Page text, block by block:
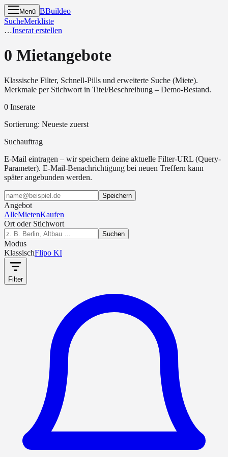
Menü BBuildeo
SucheMerkliste
…Inserat erstellen
0 Mietangebote
Klassische Filter, Schnell-Pills und erweiterte Suche (Miete).
Merkmale per Stichwort in Titel/Beschreibung – Demo-Bestand.
0 Inserate
Sortierung: Neueste zuerst
Suchauftrag
E-Mail eintragen – wir speichern deine aktuelle Filter-URL (Query-
Parameter). E-Mail-Benachrichtigung bei neuen Treffern kann
später angebunden werden.
Speichern
Angebot
AlleMietenKaufen
Ort oder Stichwort
Suchen
Modus
KlassischFlipo KI
Filter